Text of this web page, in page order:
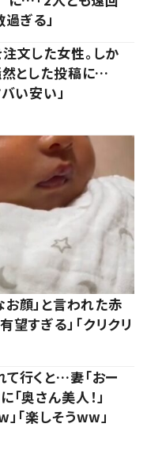
ぎる」
文した女性。しか
然とした投稿に…
い安い」
顔」と言われた赤
すぎる」「クリクリ
行くと…妻「おー
奥さん美人！」
「楽しそうww」